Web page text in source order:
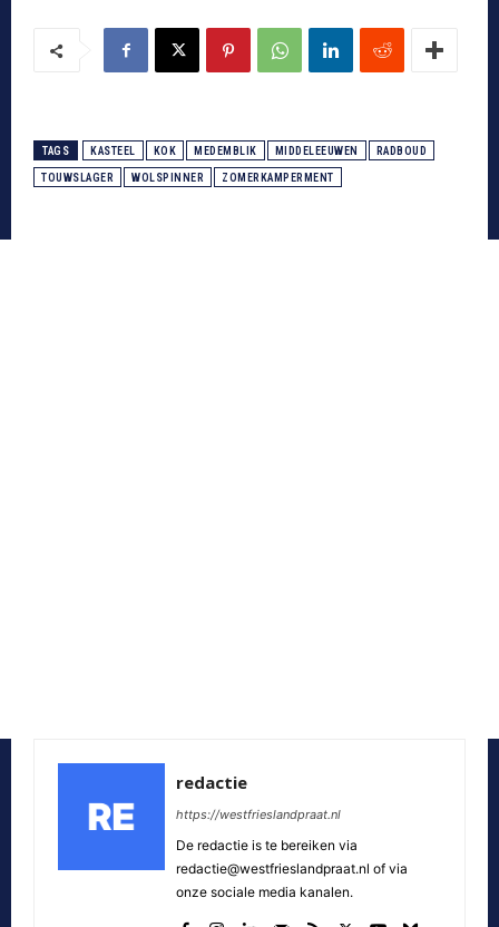
TAGS KASTEEL KOK MEDEMBLIK MIDDELEEUWEN RADBOUD
TOUWSLAGER WOLSPINNER ZOMERKAMPERMENT
redactie
https://westfrieslandpraat.nl
De redactie is te bereiken via
redactie@westfrieslandpraat.nl of via
onze sociale media kanalen.